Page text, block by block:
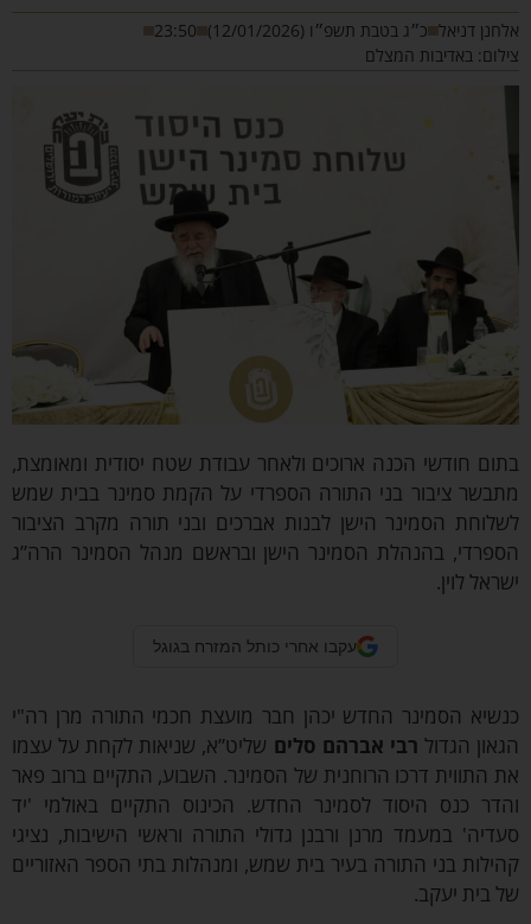
דניאל כ״ג בטבת תשפ״ו (12/01/2026)
23:50
באדיבות המצלם
חודשי הכנה ארוכים ולאחר עבודת שטח יסודית ומאומצת,
ציבור בני התורה הספרדי על הקמת סמינר בבית שמש
הסמינר הישן לבנות אברכים ובני תורה מקרב הציבור
בהנהלת הסמינר הישן ובראשם מנהל הסמינר הרה”ג
לוין.
עקבו אחרי כותל המזרח בגוגל
הסמינר החדש יכהן חבר מועצת חכמי התורה מרן רה"י
הגדולרבי אברהם סליםשליט”א, שניאות לקחת על עצמו
התווית דרכו הרוחנית של הסמינר. השבוע, התקיים ברוב פאר
כנס היסוד לסמינר החדש. הכינוס התקיים באולמי 'יד
במעמד מרנן ורבנן גדולי התורה וראשי הישיבות, נציגי
בני התורה בעיר בית שמש, ומנהלות בתי הספר האזוריים
בית יעקב.